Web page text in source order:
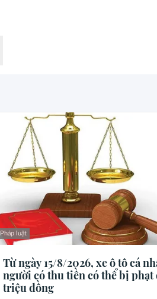
Pháp luật
Từ ngày 15/8/2026, xe ô tô cá
người có thu tiền có thể bị phạt
triệu đồng